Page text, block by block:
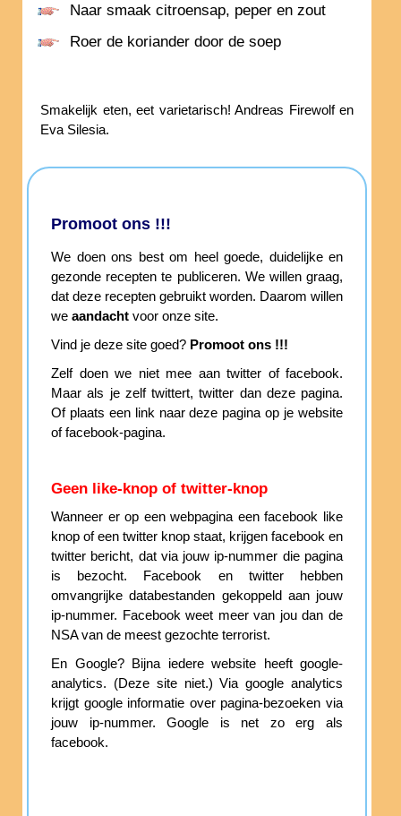
Naar smaak citroensap, peper en zout
Roer de koriander door de soep
Smakelijk eten, eet varietarisch! Andreas Firewolf en
Eva Silesia.
Promoot ons !!!
We doen ons best om heel goede, duidelijke en
gezonde recepten te publiceren. We willen graag,
dat deze recepten gebruikt worden. Daarom willen
we aandacht voor onze site.
Vind je deze site goed? Promoot ons !!!
Zelf doen we niet mee aan twitter of facebook.
Maar als je zelf twittert, twitter dan deze pagina.
Of plaats een link naar deze pagina op je website
of facebook-pagina.
Geen like-knop of twitter-knop
Wanneer er op een webpagina een facebook like
knop of een twitter knop staat, krijgen facebook en
twitter bericht, dat via jouw ip-nummer die pagina
is bezocht. Facebook en twitter hebben
omvangrijke databestanden gekoppeld aan jouw
ip-nummer. Facebook weet meer van jou dan de
NSA van de meest gezochte terrorist.
En Google? Bijna iedere website heeft google-
analytics. (Deze site niet.) Via google analytics
krijgt google informatie over pagina-bezoeken via
jouw ip-nummer. Google is net zo erg als
facebook.